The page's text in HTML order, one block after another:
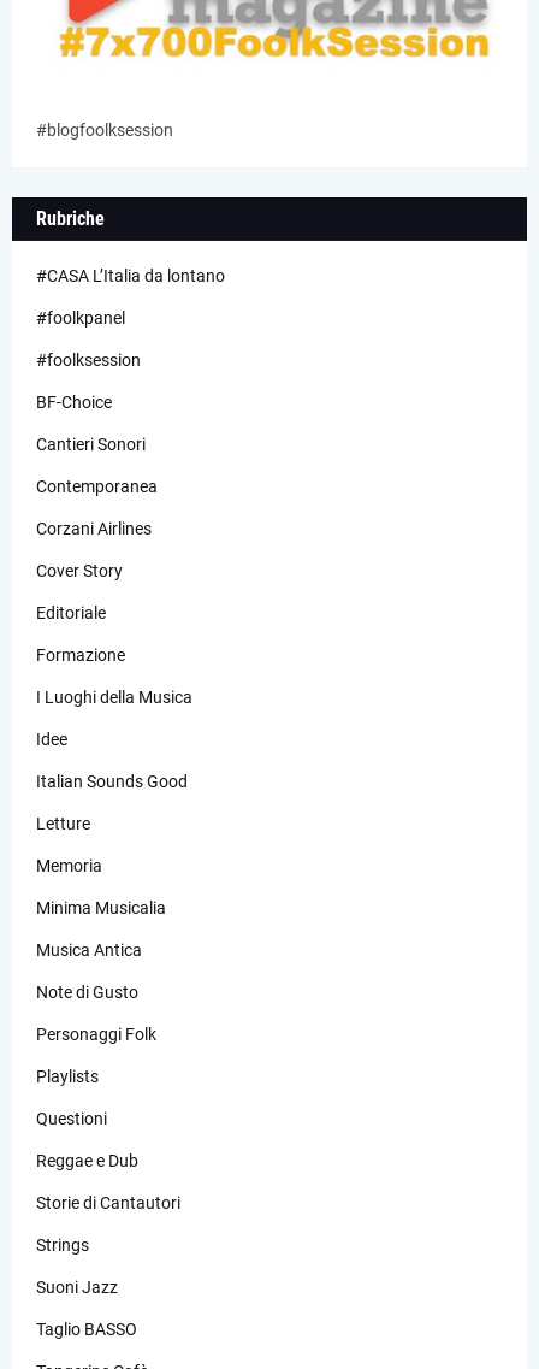
#blogfoolksession
Rubriche
#CASA L’Italia da lontano
#foolkpanel
#foolksession
BF-Choice
Cantieri Sonori
Contemporanea
Corzani Airlines
Cover Story
Editoriale
Formazione
I Luoghi della Musica
Idee
Italian Sounds Good
Letture
Memoria
Minima Musicalia
Musica Antica
Note di Gusto
Personaggi Folk
Playlists
Questioni
Reggae e Dub
Storie di Cantautori
Strings
Suoni Jazz
Taglio BASSO